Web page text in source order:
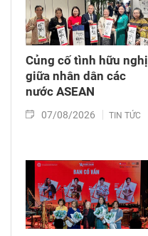
Củng cố tình hữu nghị
giữa nhân dân các
nước ASEAN
07/08/2026 TIN TỨC